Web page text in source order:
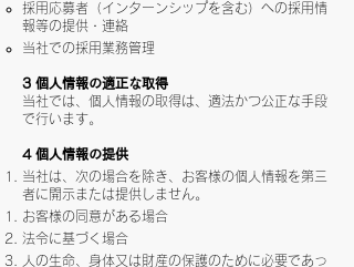
採用応募者（インターンシップを含む）への採用情
報等の提供・連絡
当社での採用業務管理
3 個人情報の適正な取得
当社では、個人情報の取得は、適法かつ公正な手段
で行います。
4 個人情報の提供
当社は、次の場合を除き、お客様の個人情報を第三
者に開示または提供しません。
お客様の同意がある場合
法令に基づく場合
人の生命、身体又は財産の保護のために必要であっ